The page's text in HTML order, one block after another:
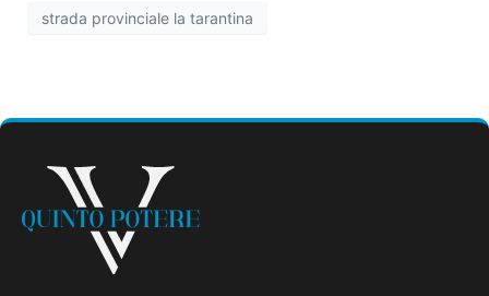
strada provinciale la tarantina